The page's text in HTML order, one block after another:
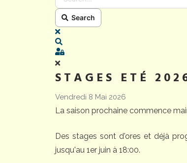
Search
x
Sign In
STAGES ETÉ
Vendredi 8 Mai 2026
La saison prochaine commence
Des stages sont d'ores et déjà
jusqu'au 1er juin à 18:00.